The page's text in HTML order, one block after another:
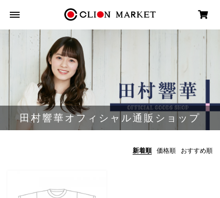
田村響華オフィシャル通販ショップ
新着順 価格順 おすすめ順